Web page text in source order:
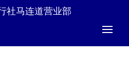
社马连道营业部